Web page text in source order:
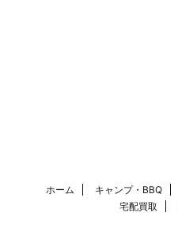
ホーム キャンプ・BBQ
宅配買取